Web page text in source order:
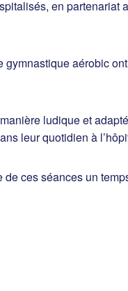
en partenariat
aérobic
ludique et
leur quotidien à
ces séances un